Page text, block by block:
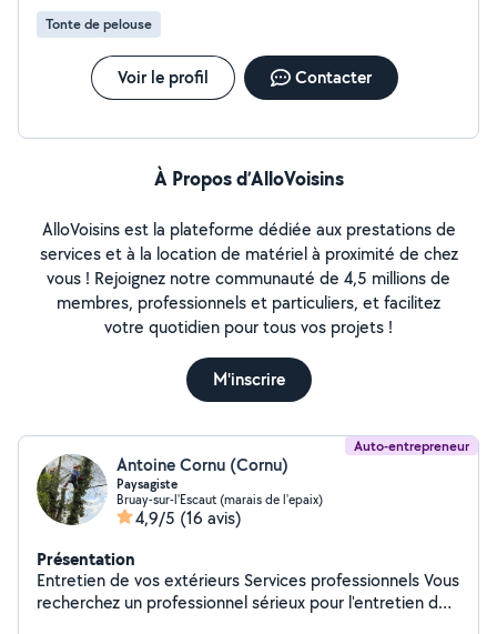
Tonte de pelouse
Voir le profil Contacter
À Propos d’AlloVoisins
AlloVoisins est la plateforme dédiée aux prestations de
services et à la location de matériel à proximité de chez
vous ! Rejoignez notre communauté de 4,5 millions de
membres, professionnels et particuliers, et facilitez
votre quotidien pour tous vos projets !
M'inscrire
Auto-entrepreneur
Antoine Cornu (Cornu)
Paysagiste
Bruay-sur-l'Escaut (marais de l'epaix)
4,9/5 (16 avis)
Présentation
Entretien de vos extérieurs Services professionnels Vous
recherchez un professionnel sérieux pour l'entretien de